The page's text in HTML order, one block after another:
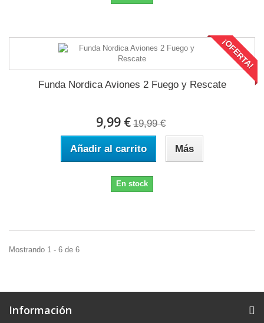
¡OFERTA!
Funda Nordica Aviones 2 Fuego y Rescate
9,99 € 19,99 €
Añadir al carrito Más
En stock
Mostrando 1 - 6 de 6
Información